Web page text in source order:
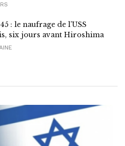
: le naufrage de l’USS
six jours avant Hiroshima